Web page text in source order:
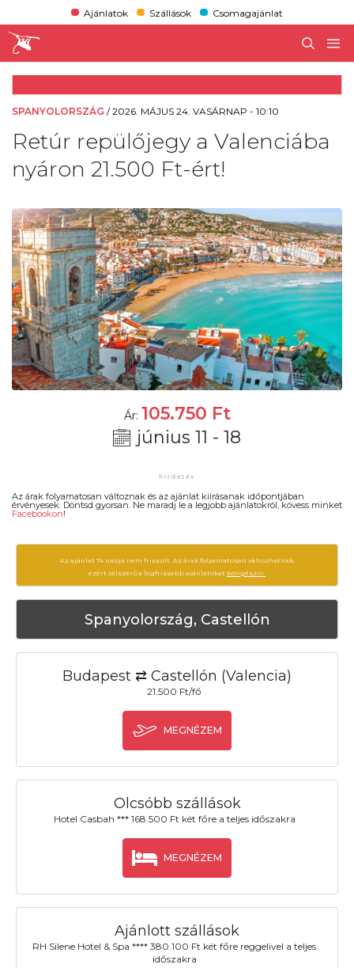
Ajánlatok Szállások Csomagajánlat
SPANYOLORSZÁG /2026. MÁJUS 24. VASÁRNAP - 10:10
Retúr repülőjegy a Valenciába
nyáron 21.500 Ft-ért!
Ár: 105.750 Ft
június 11 - 18
Az árak folyamatosan változnak és az ajánlat kiírásanak időpontjában
érvényesek. Döntsd gyorsan. Ne maradj le a legjobb ajánlatokról, kövess minket
Facebookon!
Az ajánlat 74 napja nem frissült. Az árak folyamatosan változhatnak,
ezért célszerű a legfrissebb ajánlatokat böngészni.
Spanyolország, Castellón
Budapest ⇄ Castellón (Valencia)
21.500 Ft/fő
MEGNÉZEM
Olcsóbb szállások
Hotel Casbah *** 168.500 Ft két főre a teljes időszakra
MEGNÉZEM
Ajánlott szállások
RH Silene Hotel & Spa **** 380.100 Ft két főre reggelivel a teljes
időszakra